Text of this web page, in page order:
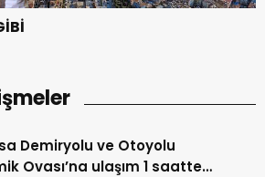
Demiryolu ve Otoyolu
Ovası’na ulaşım 1 saatten